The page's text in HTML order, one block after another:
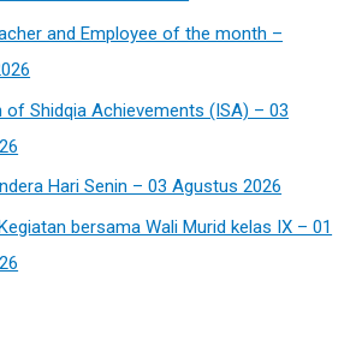
and Employee of the month –
Shidqia Achievements (ISA) – 03
Hari Senin – 03 Agustus 2026
bersama Wali Murid kelas IX – 01